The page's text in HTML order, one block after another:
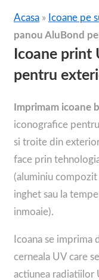
Acasa » Icoane pe
panou AluBond
Icoane print
pentru
Imprimam icoane
iconografice
si troite din
face prin
(aluminiu
inghet sau la
inmoaie).
Icoana se
cerneala UV care
actiunea radiatiilor